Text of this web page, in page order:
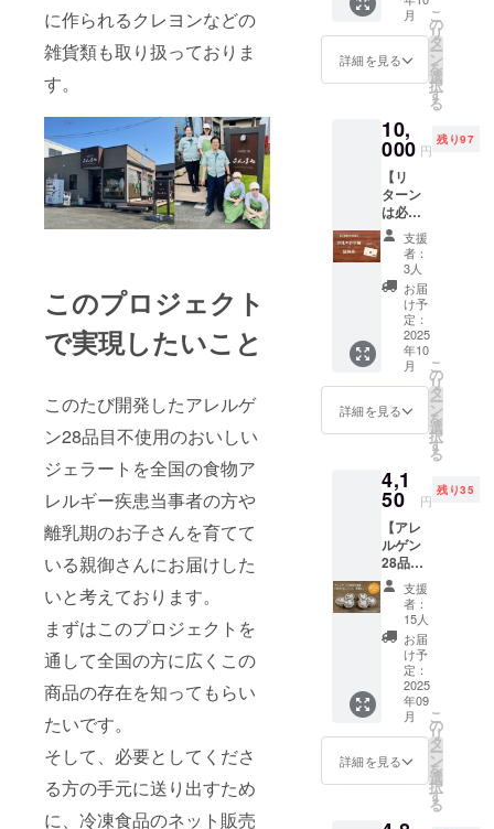
に作られるクレヨンなどの
雑貨類も取り扱っておりま
す。
このプロジェクト
で実現したいこと
このたび開発したアレルゲ
ン28品目不使用のおいしい
ジェラートを全国の食物ア
レルギー疾患当事者の方や
離乳期のお子さんを育てて
いる親御さんにお届けした
いと考えております。
まずはこのプロジェクトを
通して全国の方に広くこの
商品の存在を知ってもらい
たいです。
そして、必要としてくださ
る方の手元に送り出すため
に、冷凍食品のネット販売
「メッ
セー
選択の
上、ご
い。 投
稿後1週
間定休
日を除
く毎
日、ス
トー
リー投
稿もい
たしま
す。ご
支援く
ださっ
た団体
様のタ
とホー
ムペー
ンクも
ご希望
あれば
可能で
す。
〇は米
の消費
の取組
につい
を応援
してい
ま
す！」
◎支援
時、備
考欄に
「社名
または
団体
名」と
ご希望
「メッ
セー
選択の
上、ご
い。 投
稿後1週
間定休
日を除
く毎
日、ス
トー
リー投
稿もい
たしま
す。ご
支援く
ださっ
た団体
様のタ
とホー
ムペー
ンクも
油コ
メーユ
品名：
食用こ
味期
限：
2026年
5月7日
保存方
法：直
射日光
を避
け、常
温で保
存して
くださ
い。 こ
のリ
ターン
円、
5000
円のリ
ターン
と同じ
内容に
なりま
す。
油コ
メーユ
は、米
ぬかか
る方法
で搾油
し、 水
蒸気を
通すこ
とで不
純物を
取り除
き精製
したこ
め油で
す。 圧
搾こめ
油コ
メーユ
品名：
食用こ
味期
限：
2026年
5月7日
保存方
法：直
射日光
を避
け、常
温で保
存して
くださ
い。 こ
のリ
ターン
円、
5000
油試供
品】 感
謝の気
持ちを
こめた
と三和
油脂㈱
の圧搾
こめ油
コメー
ユの試
供品小
袋５ｇ
入り５
包を送
りま
す。 圧
搾こめ
油コ
メーユ
は、米
ぬかか
る方法
で搾油
し、 水
蒸気を
通すこ
とで不
純物を
取り除
き精製
したこ
め油で
す。 圧
搾こめ
油コ
メーユ
品名：
食用こ
月
詳細を見る
こ
の
リ
タ
ー
ン
を
選
択
す
る
10,
000 円
残り97
【リ
ターン
は必要
ないけ
ど応援
したい
方向け
★お礼
のお手
紙と圧
搾こめ
油試供
品】 感
謝の気
持ちを
こめた
と三和
油脂㈱
の圧搾
こめ油
コメー
ユの試
供品小
袋５ｇ
入り５
包を送
りま
す。 圧
搾こめ
油コ
メーユ
は、米
ぬかか
支援
者：
3人
お届
け予
定：
2025
年10
月
詳細を見る
こ
の
リ
タ
ー
ン
を
選
択
す
る
4,1
50 円
残り35
【アレ
ルゲン
28品目
不使用
こめコ
コジェ
ラート6
個セッ
ト+まい
こめ豆
シー
ル】 ア
レルゲ
ン28品
目不使
用こめ
支援
者：
15人
お届
け予
定：
2025
年09
月
詳細を見る
こ
の
リ
タ
ー
ン
を
選
択
す
る